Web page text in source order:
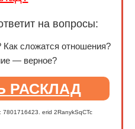
на вопросы:
сложатся отношения?
— верное?
РАСКЛАД
erid 2RanykSqCTc